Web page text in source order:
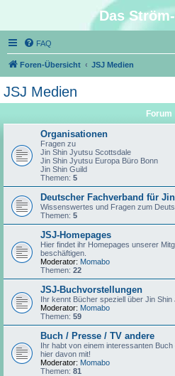
Das
FAQ
Foren-Übersicht JSJ Medien
JSJ Medien
Forum
Organisationen
Fragen zu
Jin Shin Jyutsu Scottsdale
Jin Shin Jyutsu Europa Büro Bonn
Jin Shin Guild
Themen: 5
Deutscher Fachverband für
Wissenswertes und Fragen zum
Themen: 5
JSJ-Homepages
Hier findet ihr Homepages unserer
beschäftigen.
Moderator: Momabo
Themen: 22
JSJ-Buchvorstellungen
Ihr kennt Bücher speziell über Jin
Moderator: Momabo
Themen: 59
Buch / Presse / TV andere
Ihr habt von einem interessanten
hier davon mit!
Moderator: Momabo
Themen: 81